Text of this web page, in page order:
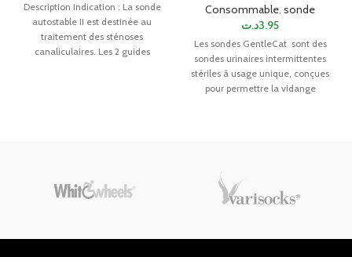
Description Indication : La sonde
autostable II est destinée au
traitement des sténoses
canaliculaires. Les 2 guides
Consommable, sonde
3.95د.ت
Les sondes GentleCat sont des
sondes urinaires intermittentes
stériles à usage unique, conçues
pour permettre la vidange